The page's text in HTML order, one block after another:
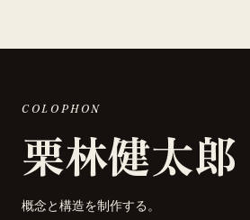
COLOPHON
栗林健太郎
概念と構造を制作する。